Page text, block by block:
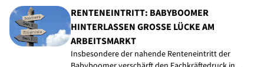
RENTENEINTRITT: BABYBOOMER
HINTERLASSEN GROSSE LÜCKE AM A
RBEITSMARKT
Insbesondere der nahende Renteneintritt der